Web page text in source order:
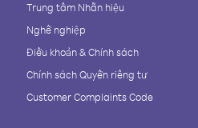
Trung tâm Nhãn hiệu
Nghề nghiệp
Điều khoản & Chính sách
Chính sách Quyền riêng tư
Customer Complaints Code